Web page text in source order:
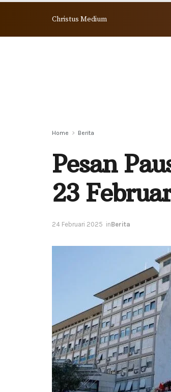
Christus Medium
Home Berita
Pesan
23
24 Februari 2025 inBerita